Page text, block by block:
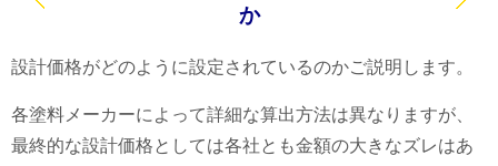
か
設計価格がどのように設定されているのかご説明します。
各塗料メーカーによって詳細な算出方法は異なりますが、
最終的な設計価格としては各社とも金額の大きなズレはあ